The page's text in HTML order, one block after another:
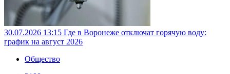
30.07.2026 13:15 Где в Воронеже отключат горячую воду:
график на август 2026
Общество